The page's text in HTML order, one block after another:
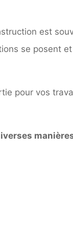
est
se posent
pour vos